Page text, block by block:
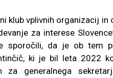
klub vplivnih organizacij
za interese
sporočili, da je ob tem
ki je bil leta 2022
generalnega